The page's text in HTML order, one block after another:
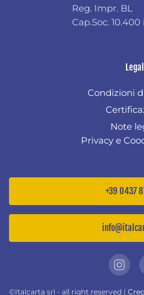
Reg. Impr. BL
Cap.Soc. 10.400
Legal
Condizioni
Note
Privacy e
+39 0437
©Italcarta srl - all right reserved |